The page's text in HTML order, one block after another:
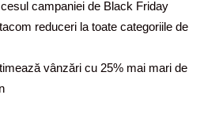
campaniei de Black Friday
reduceri la toate categoriile de
vânzări cu 25% mai mari de